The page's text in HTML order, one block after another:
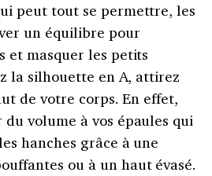
peut tout se permettre, les
un équilibre pour
et masquer les petits
la silhouette en A, attirez
de votre corps. En effet,
du volume à vos épaules qui
hanches grâce à une
ou à un haut évasé.